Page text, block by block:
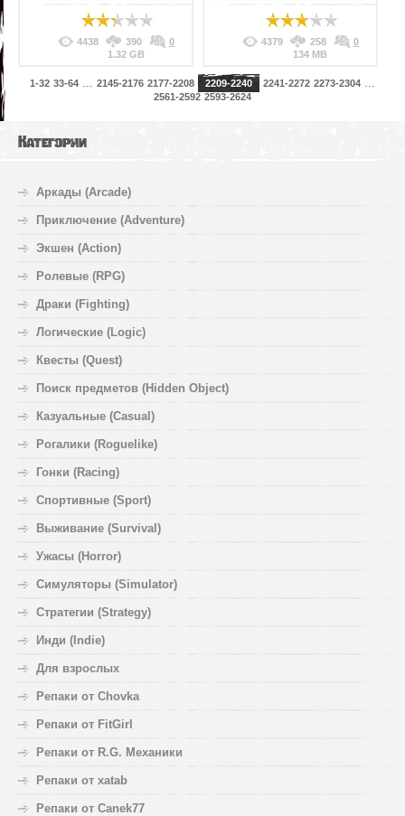
4438 390
0
1.32 GB
4379 258
0
134 MB
1-32 33-64 ... 2145-2176 2177-2208 2209-2240 2241-2272 2273-2304 ...
2561-2592 2593-2624
Категории
Аркады (Arcade)
Приключение (Adventure)
Экшен (Action)
Ролевые (RPG)
Драки (Fighting)
Логические (Logic)
Квесты (Quest)
Поиск предметов (Hidden Object)
Казуальные (Casual)
Рогалики (Roguelike)
Гонки (Racing)
Спортивные (Sport)
Выживание (Survival)
Ужасы (Horror)
Симуляторы (Simulator)
Стратегии (Strategy)
Инди (Indie)
Для взрослых
Репаки от Chovka
Репаки от FitGirl
Репаки от R.G. Механики
Репаки от xatab
Репаки от Canek77